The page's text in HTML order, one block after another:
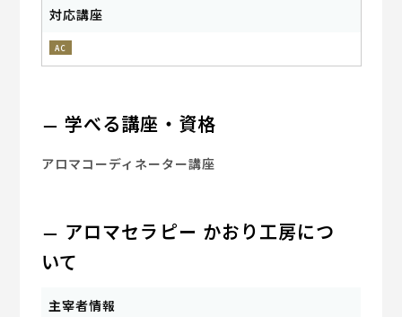
対応講座
AC
学べる講座・資格
アロマコーディネーター講座
アロマセラピー かおり工房につ
いて
主宰者情報